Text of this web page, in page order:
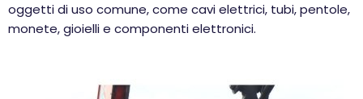
oggetti di uso comune, come cavi elettrici, tubi, pentole,
monete, gioielli e componenti elettronici.